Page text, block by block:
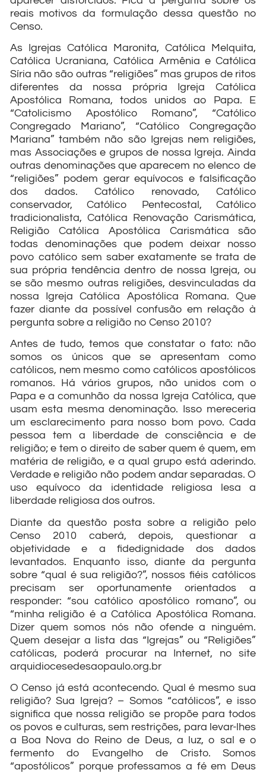
reais motivos da formulação dessa questão no
Censo.
As Igrejas Católica Maronita, Católica Melquita,
Católica Ucraniana, Católica Armênia e Católica
Síria não são outras “religiões” mas grupos de ritos
diferentes da nossa própria Igreja Católica
Apostólica Romana, todos unidos ao Papa. E
“Catolicismo Apostólico Romano”, “Católico
Congregado Mariano”, “Católico Congregação
Mariana” também não são Igrejas nem religiões,
mas Associações e grupos de nossa Igreja. Ainda
outras denominações que aparecem no elenco de
“religiões” podem gerar equívocos e falsificação
dos dados. Católico renovado, Católico
conservador, Católico Pentecostal, Católico
tradicionalista, Católica Renovação Carismática,
Religião Católica Apostólica Carismática são
todas denominações que podem deixar nosso
povo católico sem saber exatamente se trata de
sua própria tendência dentro de nossa Igreja, ou
se são mesmo outras religiões, desvinculadas da
nossa Igreja Católica Apostólica Romana. Que
fazer diante da possível confusão em relação à
pergunta sobre a religião no Censo 2010?
Antes de tudo, temos que constatar o fato: não
somos os únicos que se apresentam como
católicos, nem mesmo como católicos apostólicos
romanos. Há vários grupos, não unidos com o
Papa e a comunhão da nossa Igreja Católica, que
usam esta mesma denominação. Isso mereceria
um esclarecimento para nosso bom povo. Cada
pessoa tem a liberdade de consciência e de
religião; e tem o direito de saber quem é quem, em
matéria de religião, e a qual grupo está aderindo.
Verdade e religião não podem andar separadas. O
uso equívoco da identidade religiosa lesa a
liberdade religiosa dos outros.
Diante da questão posta sobre a religião pelo
Censo 2010 caberá, depois, questionar a
objetividade e a fidedignidade dos dados
levantados. Enquanto isso, diante da pergunta
sobre “qual é sua religião?”, nossos fiéis católicos
precisam ser oportunamente orientados a
responder: “sou católico apostólico romano”, ou
“minha religião é a Católica Apostólica Romana.
Dizer quem somos nós não ofende a ninguém.
Quem desejar a lista das “Igrejas” ou “Religiões”
católicas, poderá procurar na Internet, no site
arquidiocesedesaopaulo.org.br
O Censo já está acontecendo. Qual é mesmo sua
religião? Sua Igreja? – Somos “católicos”, e isso
significa que nossa religião se propõe para todos
os povos e culturas, sem restrições, para levar-lhes
a Boa Nova do Reino de Deus, a luz, o sal e o
fermento do Evangelho de Cristo. Somos
“apostólicos” porque professamos a fé em Deus